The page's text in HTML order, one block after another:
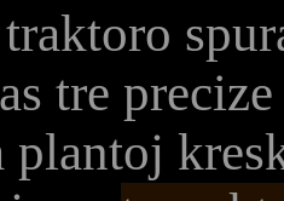
tre
plantoj